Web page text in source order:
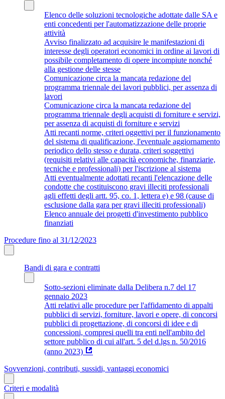
Elenco delle soluzioni tecnologiche adottate dalle SA e
enti concedenti per l'automatizzazione delle proprie
attività
Avviso finalizzato ad acquisire le manifestazioni di
interesse degli operatori economici in ordine ai lavori di
possibile completamento di opere incompiute nonché
alla gestione delle stesse
Comunicazione circa la mancata redazione del
programma triennale dei lavori pubblici, per assenza di
lavori
Comunicazione circa la mancata redazione del
programma triennale degli acquisti di forniture e servizi,
per assenza di acquisti di forniture e servizi
Atti recanti norme, criteri oggettivi per il funzionamento
del sistema di qualificazione, l'eventuale aggiornamento
periodico dello stesso e durata, criteri soggettivi
(requisiti relativi alle capacità economiche, finanziarie,
tecniche e professionali) per l'iscrizione al sistema
Atti eventualmente adottati recanti l'elencazione delle
condotte che costituiscono gravi illeciti professionali
agli effetti degli artt. 95, co. 1, lettera e) e 98 (cause di
esclusione dalla gara per gravi illeciti professionali)
Elenco annuale dei progetti d'investimento pubblico
finanziati
Procedure fino al 31/12/2023
Bandi di gara e contratti
Sotto-sezioni eliminate dalla Delibera n.7 del 17
gennaio 2023
Atti relativi alle procedure per l'affidamento di appalti
pubblici di servizi, forniture, lavori e opere, di concorsi
pubblici di progettazione, di concorsi di idee e di
concessioni, compresi quelli tra enti nell'ambito del
settore pubblico di cui all'art. 5 del d.lgs n. 50/2016
(anno 2023)
Sovvenzioni, contributi, sussidi, vantaggi economici
Criteri e modalità